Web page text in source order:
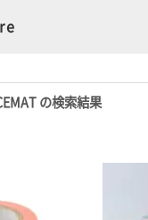
の検索結果